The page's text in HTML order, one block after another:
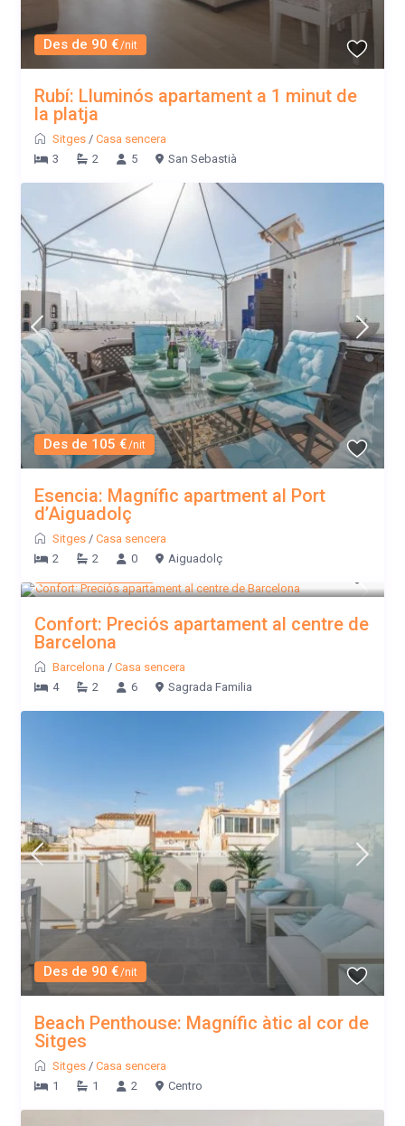
Des de 90 €/nit
Rubí: Lluminós apartament a 1 minut de
la platja
Sitges /Casa sencera
3
2 5 San Sebastià
Des de 105 €/nit
Esencia: Magnífic apartment al Port
d’Aiguadolç
Sitges /Casa sencera
2
2 0 Aiguadolç
Confort: Preciós apartament al centre de
Barcelona
Barcelona /Casa sencera
4
2 6 Sagrada Familia
Des de 90 €/nit
Beach Penthouse: Magnífic àtic al cor de
Sitges
Sitges /Casa sencera
1
1 2 Centro